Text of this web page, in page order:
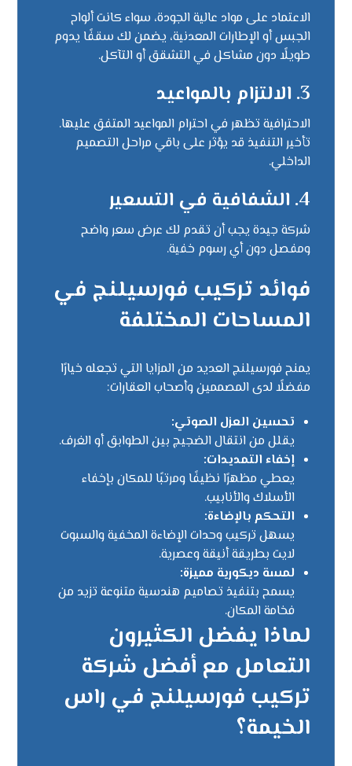
الاعتماد على مواد عالية الجودة، سواء كانت ألواح
الجبس أو الإطارات المعدنية، يضمن لك سقفًا يدوم
طويلًا دون مشاكل في التشقق أو التآكل.
3. الالتزام بالمواعيد
الاحترافية تظهر في احترام المواعيد المتفق عليها.
تأخير التنفيذ قد يؤثر على باقي مراحل التصميم
الداخلي.
4. الشفافية في التسعير
شركة جيدة يجب أن تقدم لك عرض سعر واضح
ومفصل دون أي رسوم خفية.
فوائد تركيب فورسيلنج في
المساحات المختلفة
يمنح فورسيلنج العديد من المزايا التي تجعله خيارًا
مفضلًا لدى المصممين وأصحاب العقارات:
تحسين العزل الصوتي:
يقلل من انتقال الضجيج بين الطوابق أو الغرف.
إخفاء التمديدات:
يعطي مظهرًا نظيفًا ومرتبًا للمكان بإخفاء
الأسلاك والأنابيب.
التحكم بالإضاءة:
يسهل تركيب وحدات الإضاءة المخفية والسبوت
لايت بطريقة أنيقة وعصرية.
لمسة ديكورية مميزة:
يسمح بتنفيذ تصاميم هندسية متنوعة تزيد من
فخامة المكان.
لماذا يفضل الكثيرون
التعامل مع أفضل شركة
تركيب فورسيلنج في راس
الخيمة؟